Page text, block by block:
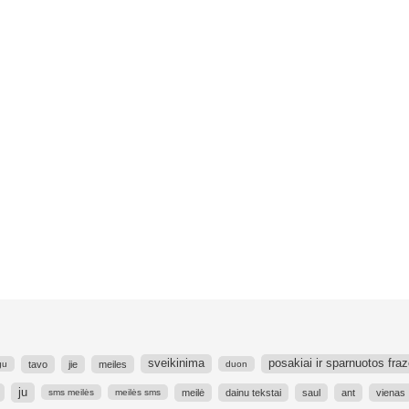
tavo jie meiles sveikinima duon posakiai ir sparnuotos
ju sms meilės meilės sms meilė dainu tekstai saul ant vienas